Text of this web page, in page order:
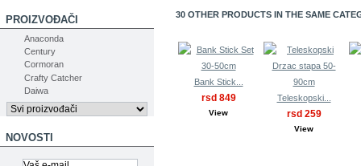
PROIZVOĐAČI
Anaconda
Century
Cormoran
Crafty Catcher
Daiwa
NOVOSTI
30 OTHER PRODUCTS IN THE SAME
Bank Stick...
rsd 849
View
Teleskopski...
rsd 259
View